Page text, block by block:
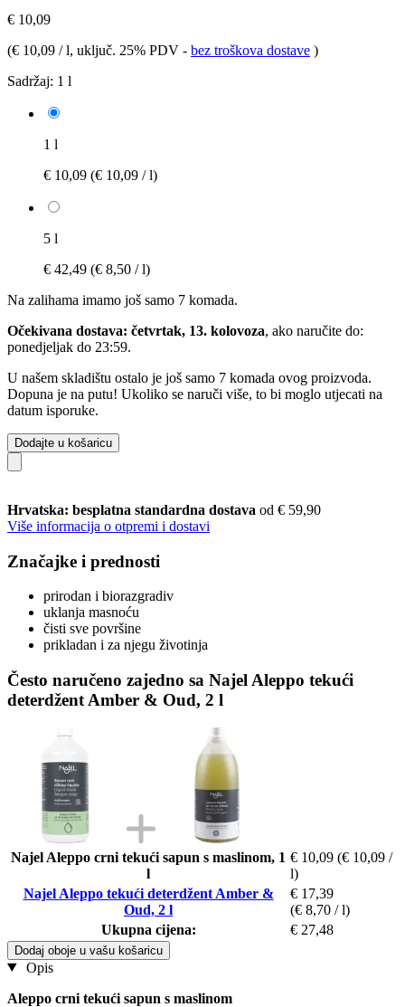
€ 10,09
(€ 10,09 / l, uključ. 25% PDV - bez troškova dostave )
Sadržaj: 1 l
1 l
€ 10,09 (€ 10,09 / l)
5 l
€ 42,49 (€ 8,50 / l)
Na zalihama imamo još samo 7 komada.
Očekivana dostava: četvrtak, 13. kolovoza, ako naručite do:
ponedjeljak do 23:59.
U našem skladištu ostalo je još samo 7 komada ovog proizvoda.
Dopuna je na putu! Ukoliko se naruči više, to bi moglo utjecati na
datum isporuke.
Dodajte u košaricu
Hrvatska: besplatna standardna dostava od € 59,90
Više informacija o otpremi i dostavi
Značajke i prednosti
prirodan i biorazgradiv
uklanja masnoću
čisti sve površine
prikladan i za njegu životinja
Često naručeno zajedno sa Najel Aleppo tekući
deterdžent Amber & Oud, 2 l
Najel Aleppo crni tekući sapun s maslinom, 1
l
€ 10,09 (€ 10,09 /
l)
Najel Aleppo tekući deterdžent Amber &
Oud, 2 l
€ 17,39
(€ 8,70 / l)
Ukupna cijena:
€ 27,48
Dodaj oboje u vašu košaricu
Opis
Aleppo crni tekući sapun s maslinom